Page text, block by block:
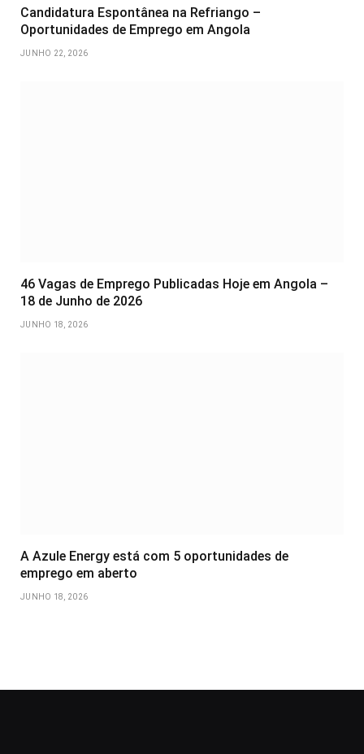
Candidatura Espontânea na Refriango –
Oportunidades de Emprego em Angola
JUNHO 22, 2026
46 Vagas de Emprego Publicadas Hoje em Angola –
18 de Junho de 2026
JUNHO 18, 2026
A Azule Energy está com 5 oportunidades de
emprego em aberto
JUNHO 18, 2026